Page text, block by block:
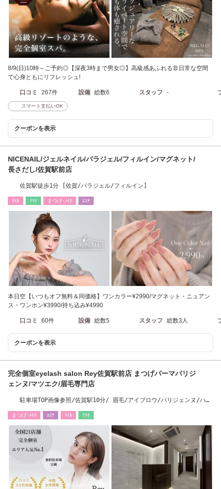
8/9(日)10時～ご予約◎【深夜3時まで男女◎】高級感あふれる非日常な空間
で心身ともにリフレッシュ!
口コミ 267件 設備 総数6 スタッフ -
スマート支払いOK
クーポンを表示
NICENAIL/ジェルネイル/パラジェル/フィルイン/マグネット/
長さだし/佐賀駅前店
佐賀駅徒歩1分 [佐賀/パラジェル/フィルイン]
ﾈｲﾙ ﾘﾗｸ まつげ･ﾒｲｸ ｴｽﾃ
本日空【いつもオフ無料＆同価格】ワンカラー¥2990/マグネット・ニュアン
ス・ワンホン¥3990/持ち込み¥4990
口コミ 60件 設備 総数5 スタッフ 総数3人
クーポンを表示
完全個室eyelash salon Rey佐賀駅前店 まつげパーマパリジ
ェンヌ/マツエク/眉毛専門店
駐車場TOP画像参照/佐賀駅10分/ 眉毛/アイブロウ/パリジェンヌ/ハリ
まつげ･ﾒｲｸ ｴｽﾃ ﾈｲﾙ ﾘﾗｸ